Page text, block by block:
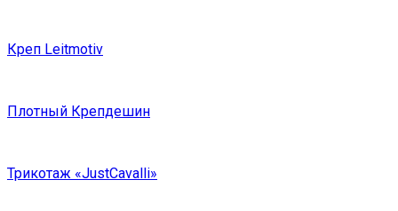
Креп Leitmotiv
Плотный Крепдешин
Трикотаж «JustCavalli»